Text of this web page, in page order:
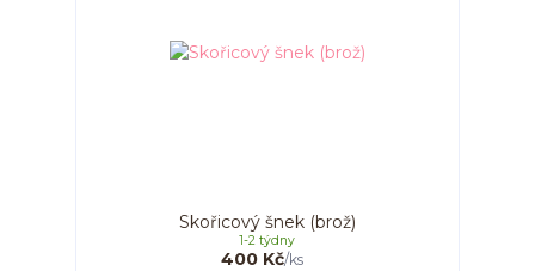
Skořicový šnek (brož)
400 Kč/ks
1-2 týdny